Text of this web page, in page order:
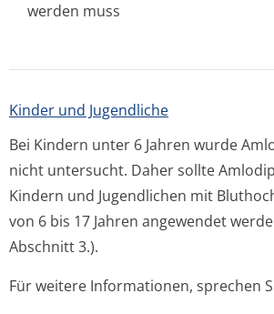
werden muss
Kinder und Jugendliche
Bei Kindern unter 6 Jahren wurde
nicht untersucht. Daher sollte
Kindern und Jugendlichen mit
von 6 bis 17 Jahren angewendet
Abschnitt 3.).
Für weitere Informationen, sprechen